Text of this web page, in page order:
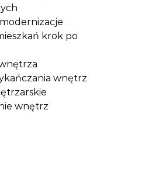
krok po
wnętrz
wnętrz